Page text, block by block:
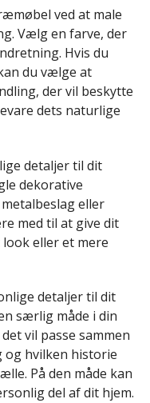
ved at male
Vælg en farve, der
Hvis du
du vælge at
der vil beskytte
dets naturlige
detaljer til dit
dekorative
eller
med til at give dit
eller et mere
detaljer til dit
særlig måde i din
vil passe sammen
og hvilken historie
På den måde kan
del af dit hjem.